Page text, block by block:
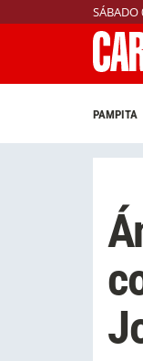
SÁBADO
PAMPITA